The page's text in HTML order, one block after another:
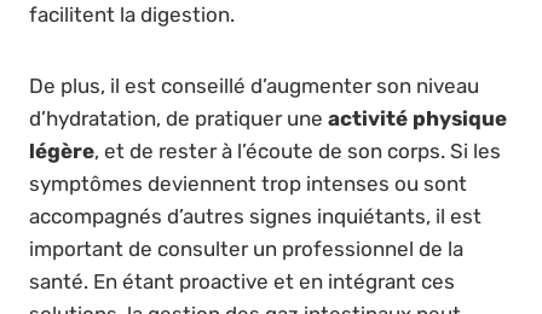
facilitent la digestion.
De plus, il est conseillé d’augmenter son niveau
d’hydratation, de pratiquer une activité physique
légère, et de rester à l’écoute de son corps. Si les
symptômes deviennent trop intenses ou sont
accompagnés d’autres signes inquiétants, il est
important de consulter un professionnel de la
santé. En étant proactive et en intégrant ces